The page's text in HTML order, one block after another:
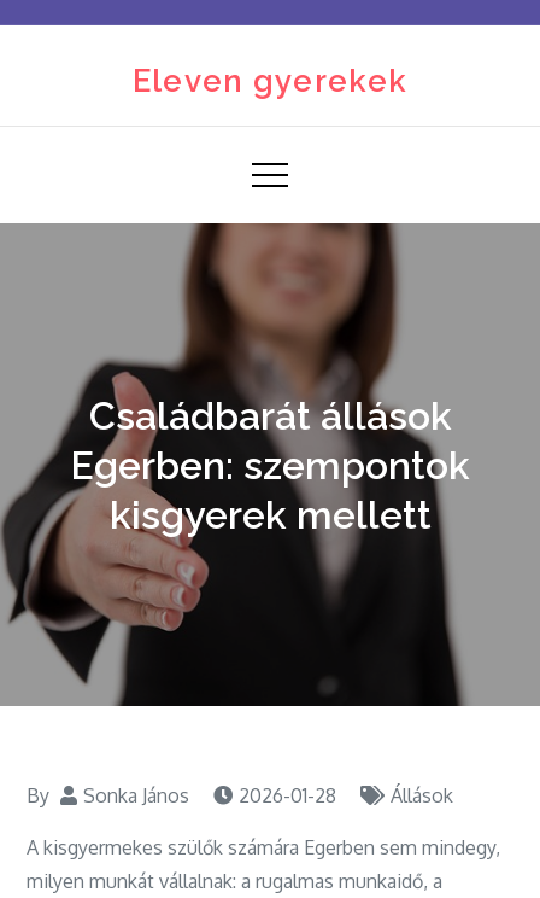
Eleven gyerekek
Családbarát állások
Egerben: szempontok
kisgyerek mellett
By Sonka János 2026-01-28 Állások
A kisgyermekes szülők számára Egerben sem mindegy,
milyen munkát vállalnak: a rugalmas munkaidő, a